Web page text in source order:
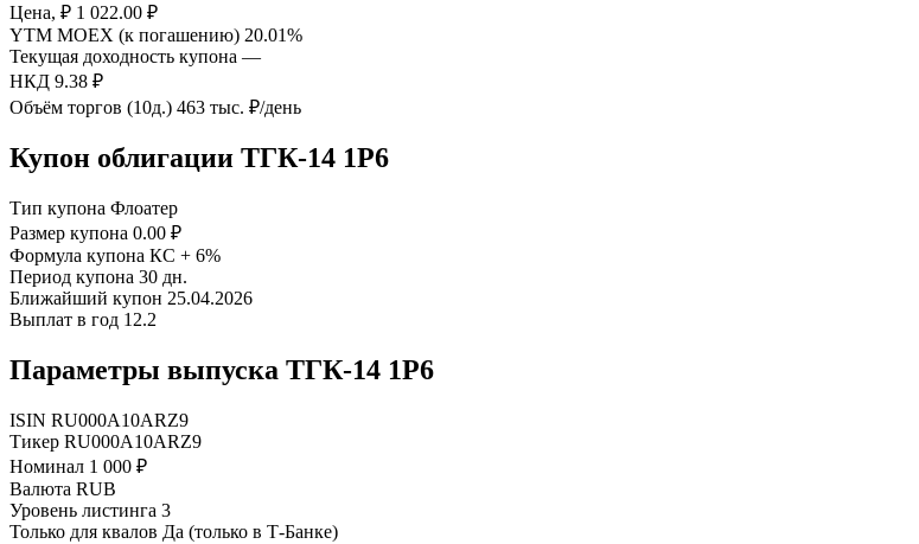
Цена, ₽ 1 022.00 ₽
YTM MOEX (к погашению) 20.01%
Текущая доходность купона —
НКД 9.38 ₽
Объём торгов (10д.) 463 тыс. ₽/день
Купон облигации ТГК-14 1Р6
Тип купона Флоатер
Размер купона 0.00 ₽
Формула купона КС + 6%
Период купона 30 дн.
Ближайший купон 25.04.2026
Выплат в год 12.2
Параметры выпуска ТГК-14 1Р6
ISIN RU000A10ARZ9
Тикер RU000A10ARZ9
Номинал 1 000 ₽
Валюта RUB
Уровень листинга 3
Только для квалов Да (только в Т-Банке)